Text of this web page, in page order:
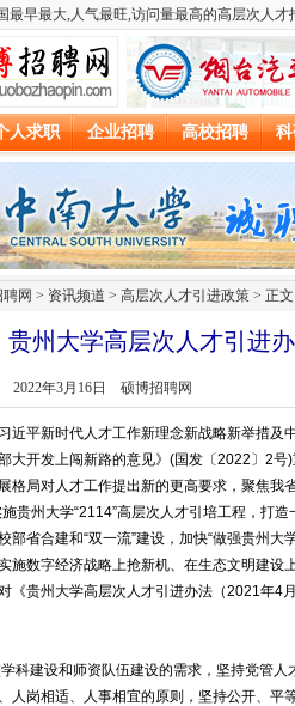
网 > 资讯频道 > 高层次人才引进政策 > 正文
贵州大学高层次人才引进办
2022年3月16日 硕博招聘网
近平新时代人才工作新理念新战略新举措
大开发上闯新路的意见》(国发〔2022〕2
格局对人才工作提出新的更高要求，聚焦我
贵州大学“2114”高层次人才引培工程，打
部省合建和“双一流”建设，加快“做强贵州
施数字经济战略上抢新机、在生态文明建设
《贵州大学高层次人才引进办法（2021年4
科建设和师资队伍建设的需求，坚持党管
人岗相适、人事相宜的原则，坚持公开、平